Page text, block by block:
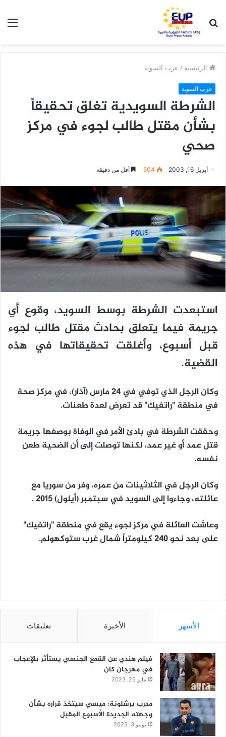
عن
الرئيسية / عرب السويد
عرب السويد
الشرطة السويدية تغلق تحقيقاً
بشأن مقتل طالب لجوء في مركز
صحي
أبريل 16, 2003 504 أقل من دقيقة
استبعدت الشرطة بوسط السويد، وقوع أي
جريمة فيما يتعلق بحادث مقتل طالب لجوء
قبل أسبوع، وأغلقت تحقيقاتها في هذه
القضية.
وكان الرجل الذي توفي في 24 مارس (آذار)، في مركز صحة
في منطقة "راتفيك" قد تعرض لعدة طعنات.
وحققت الشرطة في بادئ الأمر في الوفاة بوصفها جريمة
قتل عمد أو غير عمد، لكنها توصلت إلى أن الضحية طعن
نفسه.
وكان الرجل في الثلاثينات من عمره، وفر من سوريا مع
عائلته، وجاءوا إلى السويد في سبتمبر (أيلول) 2015 .
وعاشت العائلة في مركز لجوء يقع في منطقة "راتفيك"
على بعد نحو 240 كيلومتراً شمال غرب ستوكهولم.
الأشهر الأخيرة تعليقات
فيلم هندي عن القمع الجنسي يستأثر بالإعجاب
في مهرجان كان
مايو 25, 2023
مدرب برشلونة: ميسي سيتخذ قراره بشأن
وجهته الجديدة الأسبوع المقبل
يونيو 3, 2023